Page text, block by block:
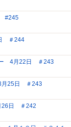
#245
＃244
ー 4月22日 ＃243
25日 ＃243
26日 ＃242